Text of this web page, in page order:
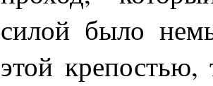
силой было
этой крепостью,